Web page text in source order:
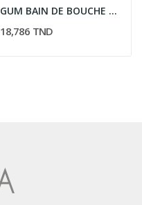
GUM BAIN DE BOUCHE ORIGINAL WHITE 300ML
18,786 TND